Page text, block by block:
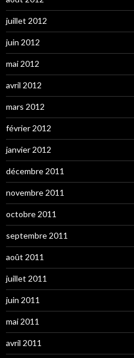
juillet 2012
juin 2012
mai 2012
avril 2012
mars 2012
février 2012
janvier 2012
décembre 2011
novembre 2011
octobre 2011
septembre 2011
août 2011
juillet 2011
juin 2011
mai 2011
avril 2011